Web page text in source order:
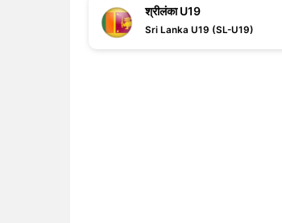
श्रीलंका U19
Sri Lanka U19 (SL-U19)